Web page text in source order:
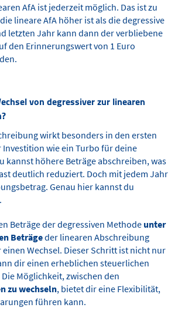
AfA ist jederzeit möglich. Das ist zu
lineare AfA höher ist als die degressive
letzten Jahr kann dann der verbliebene
den Erinnerungswert von 1 Euro
von degressiver zur linearen
wirkt besonders in den ersten
wie ein Turbo für deine
kannst höhere Beträge abschreiben, was
deutlich reduziert. Doch mit jedem Jahr
Genau hier kannst du
Beträge der degressiven Methode unter
Beträgeder linearen Abschreibung
Wechsel. Dieser Schritt ist nicht nur
dir einen erheblichen steuerlichen
Möglichkeit, zwischen den
zu wechseln, bietet dir eine Flexibilität,
führen kann.